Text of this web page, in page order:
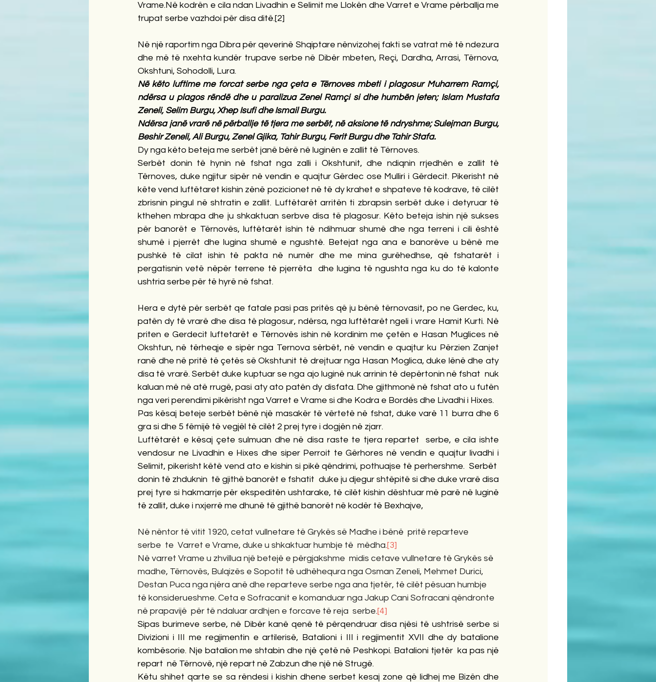
Vrame.Në kodrën e cila ndan Livadhin e Selimit me Llokën dhe Varret e Vrame përballja me
trupat serbe vazhdoi për disa ditë.[2]
Në një raportim nga Dibra për qeverinë Shqiptare nënvizohej fakti se vatrat më të ndezura
dhe më të nxehta kundër trupave serbe në Dibër mbeten, Reçi, Dardha, Arrasi, Tërnova,
Okshtuni, Sohodolli, Lura.
Në këto luftime me forcat serbe nga çeta e Tërnoves mbeti i plagosur Muharrem Ramçi,
ndërsa u plagos rëndë dhe u paralizua Zenel Ramçi si dhe humbën jeten; Islam Mustafa
Zeneli, Selim Burgu, Xhep Isufi dhe Ismail Burgu.
Ndërsa janë vrarë në përballje të tjera me serbët, në aksione të ndryshme; Sulejman Burgu,
Beshir Zeneli, Ali Burgu, Zenel Gjika, Tahir Burgu, Ferit Burgu dhe Tahir Stafa.
Dy nga këto beteja me serbët janë bërë në luginën e zallit të Tërnoves.
Serbët donin të hynin në fshat nga zalli i Okshtunit, dhe ndiqnin rrjedhën e zallit të
Tërnoves, duke ngjitur sipër në vendin e quajtur Gërdec ose Mulliri i Gërdecit. Pikerisht në
këte vend luftëtaret kishin zënë pozicionet në të dy krahet e shpateve të kodrave, të cilët
zbrisnin pingul në shtratin e zallit. Luftëtarët arritën ti zbrapsin serbët duke i detyruar të
kthehen mbrapa dhe ju shkaktuan serbve disa të plagosur. Këto beteja ishin një sukses
për banorët e Tërnovës, luftëtarët ishin të ndihmuar shumë dhe nga terreni i cili është
shumë i pjerrët dhe lugina shumë e ngushtë. Betejat nga ana e banorëve u bënë me
pushkë të cilat ishin të pakta në numër dhe me mina gurëhedhse, që fshatarët i
pergatisnin vetë nëpër terrene të pjerrëta  dhe lugina të ngushta nga ku do të kalonte
ushtria serbe për të hyrë në fshat.
Hera e dytë për serbët qe fatale pasi pas pritës që ju bënë tërnovasit, po ne Gerdec, ku,
patën dy të vrarë dhe disa të plagosur, ndërsa, nga luftëtarët ngeli i vrare Hamit Kurti. Në
priten e Gerdecit luftetarët e Tërnovës ishin në kordinim me çetën e Hasan Muglices në
Okshtun, në tërheqje e sipër nga Ternova sërbët, në vendin e quajtur ku Përzien Zanjet
ranë dhe në pritë të çetës së Okshtunit të drejtuar nga Hasan Moglica, duke lënë dhe aty
disa të vrarë. Serbët duke kuptuar se nga ajo luginë nuk arrinin të depërtonin në fshat  nuk
kaluan më në atë rrugë, pasi aty ato patën dy disfata. Dhe gjithmonë në fshat ato u futën
nga veri perendimi pikërisht nga Varret e Vrame si dhe Kodra e Bordës dhe Livadhi i Hixes.
Pas kësaj beteje serbët bënë një masakër të vërtetë në fshat, duke varë 11 burra dhe 6
gra si dhe 5 fëmijë të vegjël të cilët 2 prej tyre i dogjën në zjarr.
Luftëtarët e kësaj çete sulmuan dhe në disa raste te tjera repartet  serbe, e cila ishte
vendosur ne Livadhin e Hixes dhe siper Perroit te Gërhores në vendin e quajtur livadhi i
Selimit, pikerisht këtë vend ato e kishin si pikë qëndrimi, pothuajse të perhershme.  Serbët
donin të zhduknin  të gjithë banorët e fshatit  duke ju djegur shtëpitë si dhe duke vrarë disa
prej tyre si hakmarrje për ekspeditën ushtarake, të cilët kishin dështuar më parë në luginë
të zallit, duke i nxjerrë me dhunë të gjithë banorët në kodër të Bexhajve,
Në nëntor të vitit 1920, cetat vullnetare të Grykës së Madhe i bënë  pritë reparteve
serbe  te  Varret e Vrame, duke u shkaktuar humbje të  mëdha.[3]
Në varret Vrame u zhvillua një betejë e përgjakshme  midis cetave vullnetare të Grykës së
madhe, Tërnovës, Bulqizës e Sopotit të udhëhequra nga Osman Zeneli, Mehmet Durici,
Destan Puca nga njëra anë dhe reparteve serbe nga ana tjetër, të cilët pësuan humbje
të konsiderueshme. Ceta e Sofracanit e komanduar nga Jakup Cani Sofracani qëndronte
në prapavijë  për të ndaluar ardhjen e forcave të reja  serbe.[4]
Sipas burimeve serbe, në Dibër kanë qenë të përqendruar disa njësi të ushtrisë serbe si
Divizioni i III me regjimentin e artilerisë, Batalioni i III i regjimentit XVII dhe dy batalione
kombësorie. Nje batalion me shtabin dhe një çetë në Peshkopi. Batalioni tjetër  ka pas një
repart  në Tërnovë, një repart në Zabzun dhe një në Strugë.
Këtu shihet qarte se sa rëndesi i kishin dhene serbet kesaj zone që lidhej me Bizën dhe